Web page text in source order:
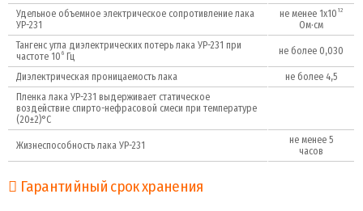
Удельное объемное электрическое сопротивление лака
УР-231
не менее 1х10 12
Ом·см
Тангенс угла диэлектрических потерь лака УР-231 при
частоте 10 6 Гц не более 0,030
Диэлектрическая проницаемость лака
не более 4,5
Пленка лака УР-231 выдерживает статическое
воздействие спирто-нефрасовой смеси при температуре
(20±2)°С
Жизнеспособность лака УР-231
не менее 5
часов
Гарантийный срок хранения